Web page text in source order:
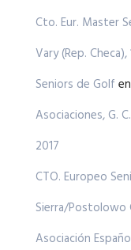
Cto. Eur. Master
Vary (Rep.
Seniors de Golf en
Asociaciones, G.
2017
CTO. Europeo
Sierra/Postolowo
Asociación